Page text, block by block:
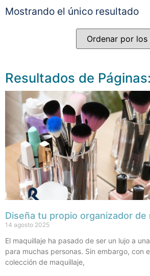
Mostrando el único resultado
Resultados de Páginas:
Diseña tu propio organizador de
14 agosto 2025
El maquillaje ha pasado de ser un lujo a
para muchas personas. Sin embargo, con
colección de maquillaje,